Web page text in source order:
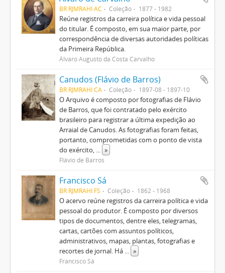
BR RJMRAHI AC Coleção 1877 - 1982
Reúne registros da carreira política e vida pessoal
do titular. É composto, em sua maior parte, por
correspondência de diversas autoridades políticas
da Primeira República.
Álvaro Augusto da Costa Carvalho
Canudos (Flávio de Barros)
BR RJMRAHI CA Coleção 1897-08 - 1897-10
O Arquivo é composto por fotografias de Flávio
de Barros, que foi contratado pelo exército
brasileiro para registrar a última expedição ao
Arraial de Canudos. As fotografias foram feitas,
portanto, comprometidas com o ponto de vista
do exército, ... »
Flávio de Barros
Francisco Sá
BR RJMRAHI FS Coleção 1862 - 1968
O acervo reúne registros da carreira política e vida
pessoal do produtor. É composto por diversos
tipos de documentos, dentre eles, telegramas,
cartas, cartões com assuntos políticos,
administrativos, mapas, plantas, fotografias e
recortes de jornal. Há ... »
Francisco Sá